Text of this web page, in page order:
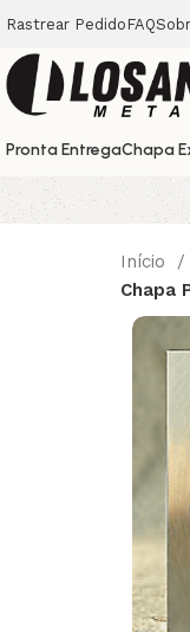
Rastrear Pedido FAQ
Pronta EntregaChapa
Início
Chapa